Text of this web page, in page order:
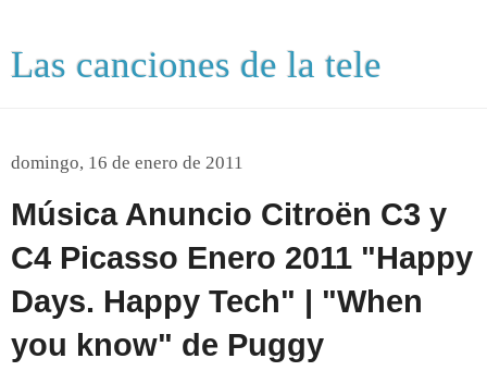
Las canciones de la tele
domingo, 16 de enero de 2011
Música Anuncio Citroën C3 y
C4 Picasso Enero 2011 "Happy
Days. Happy Tech" | "When
you know" de Puggy